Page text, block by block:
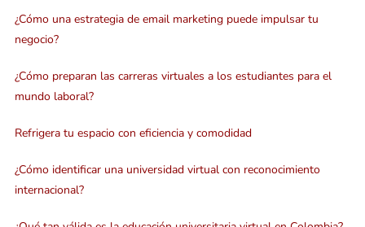
¿Cómo una estrategia de email marketing puede impulsar tu
negocio?
¿Cómo preparan las carreras virtuales a los estudiantes para el
mundo laboral?
Refrigera tu espacio con eficiencia y comodidad
¿Cómo identificar una universidad virtual con reconocimiento
internacional?